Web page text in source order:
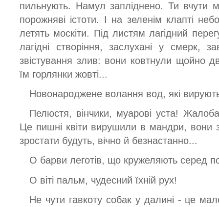
пильнують. Намул запліднено. Ти вчути
порожняві істоти. І на зеленім клапті
летять москіти. Під листям лагідний
лагідні створіння, заслухані у смерк,
звістування злив: вони ковтнули щойно
їм горлянки жовті...
Новонароджене волання вод, які
Пелюстя, вінчики, муарові уста!
Це пишні квіти вирушили в мандри, вони
зростати будуть, вічно й безнастанно...
О барви леготів, що кружеляють серед
О віті пальм, чудесний їхній рух!
Не чути гавкоту собак у далині - це